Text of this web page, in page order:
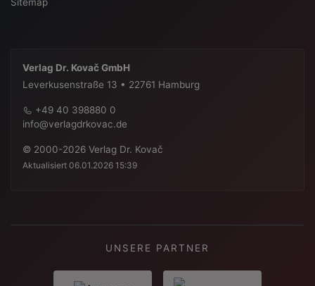
Sitemap
Verlag Dr. Kovač GmbH
Leverkusenstraße 13 • 22761 Hamburg
+49 40 398880 0
info@verlagdrkovac.de
© 2000-2026 Verlag Dr. Kovač
Aktualisiert 06.01.2026 15:39
UNSERE PARTNER